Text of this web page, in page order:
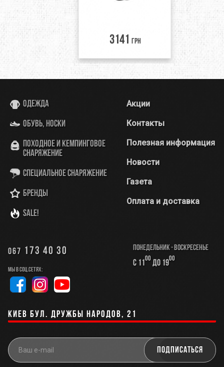
3141 грн
Одежда
Обувь, носки
Походное и кемпинговое
снаряжение
Специальное снаряжение
Бренды
SALE!
Акции
Контакты
Полезная информация
Новости
Газета
Оплата и доставка
067 173 40 30
Мы в соц.сетях:
Понедельник - Воскресенье
с 1100 до 1900
Киев бул. Дружбы Народов, 21